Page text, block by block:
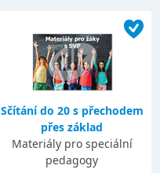
Sčítání do 20 s přechodem
přes základ
Materiály pro speciální
pedagogy